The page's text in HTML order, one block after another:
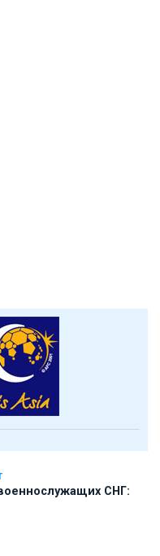
СНГ: